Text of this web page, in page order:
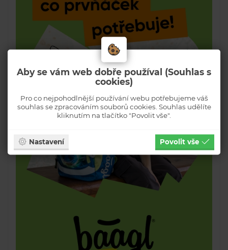
Aby se vám web dobře používal (Souhlas s
cookies)
Pro co nejpohodlnější používání webu potřebujeme váš
souhlas se zpracováním souborů cookies. Souhlas udělíte
kliknutím na tlačítko "Povolit vše".
Nastavení Povolit vše